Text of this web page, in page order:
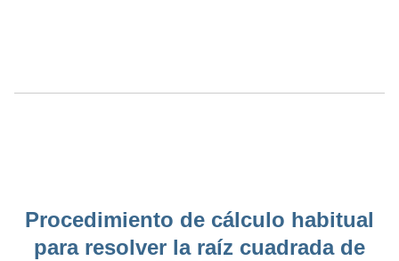
Procedimiento de cálculo habitual
para resolver la raíz cuadrada de